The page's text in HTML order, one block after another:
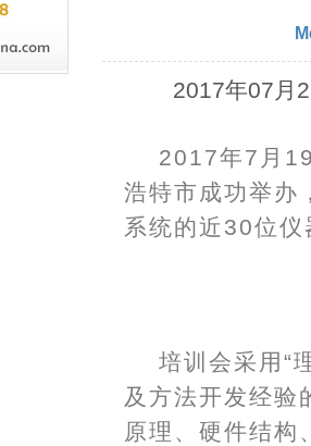
2017年07月
2017年7月
浩特市成功举办
系统的近30位
培训会采用“
及方法开发经验
原理、硬件结构